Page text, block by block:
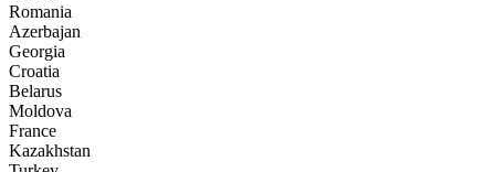
Romania
Azerbajan
Georgia
Croatia
Belarus
Moldova
France
Kazakhstan